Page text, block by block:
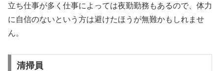
立ち仕事が多く仕事によっては夜勤勤務もあるので、体力
に自信のないという方は避けたほうが無難かもしれませ
ん。
清掃員